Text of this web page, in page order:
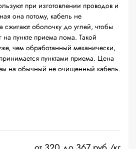
при изготовлении проводов и
она потому, кабель не
сжигают оболочку до углей, чтобы
пункте приема лома. Такой
чем обработанный механически,
пунктами приема. Цена
на обычный не очищенный кабель.